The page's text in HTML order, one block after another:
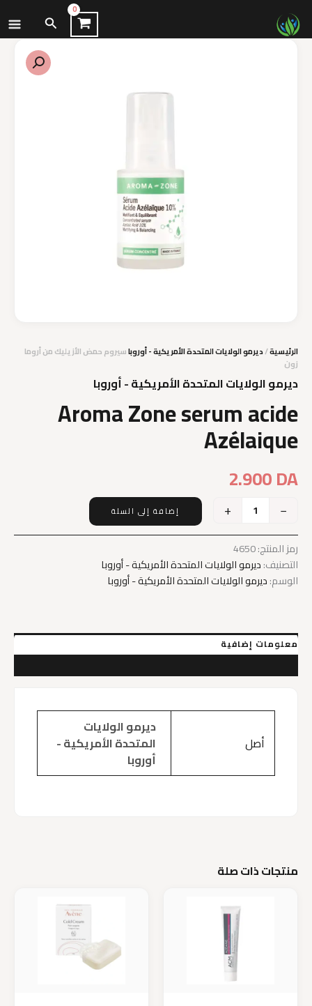
انتقل
إلى
المحتوى
البحث
الرئيسية/ديرمو الولايات المتحدة الأمريكية - أوروباسيروم حمض الأزيليك من أروما
زون
ديرمو الولايات المتحدة الأمريكية - أوروبا
Aroma Zone serum acide
Azélaique
2.900DA
−
كمية
Aroma
Zone
serum
acide
Azélaique
+ إضافة إلى السلة
رمز المنتج:4650
التصنيف:ديرمو الولايات المتحدة الأمريكية - أوروبا
الوسم:ديرمو الولايات المتحدة الأمريكية - أوروبا
معلومات إضافية
أصل
ديرمو الولايات
المتحدة الأمريكية -
أوروبا
منتجات ذات صلة